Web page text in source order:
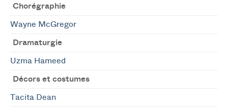
Chorégraphie
Wayne McGregor
Dramaturgie
Uzma Hameed
Décors et costumes
Tacita Dean